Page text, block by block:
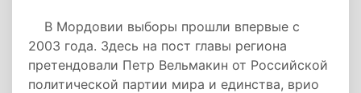
В Мордовии выборы прошли впервые с
2003 года. Здесь на пост главы региона
претендовали Петр Вельмакин от Российской
политической партии мира и единства, врио